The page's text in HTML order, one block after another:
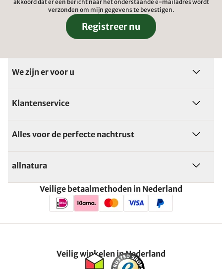
akkoord dat er een bericht naar het onderstaande e-mailadres wordt
verzonden om mijn gegevens te bevestigen.
Registreer nu
We zijn er voor u
Klantenservice
Alles voor de perfecte nachtrust
allnatura
Veilige betaalmethoden in Nederland
Veilig winkelen in Nederland